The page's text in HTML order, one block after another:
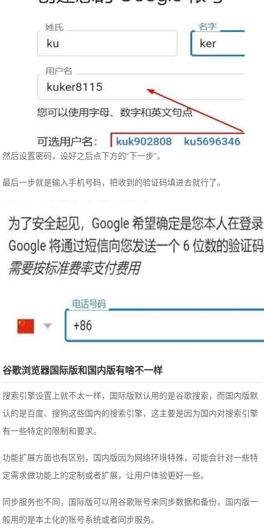
然后设置密码，设好之后点下方的“下一步”。
最后一步就是输入手机号码，把收到的验证码填进去就行了。
谷歌浏览器国际版和国内版有啥不一样
搜索引擎设置上就不太一样，国际版默认用的是谷歌搜索，而国内版默
认的是百度、搜狗这些国内的搜索引擎，这主要是因为国内对搜索引擎
有一些特定的限制和要求。
功能扩展方面也有区别，国内版因为网络环境特殊，可能会针对一些特
定需求做功能上的定制或者扩展，让用户体验更好一些。
同步服务也不同，国际版可以用谷歌账号来同步数据和备份，国内版一
般用的是本土化的账号系统或者同步服务。